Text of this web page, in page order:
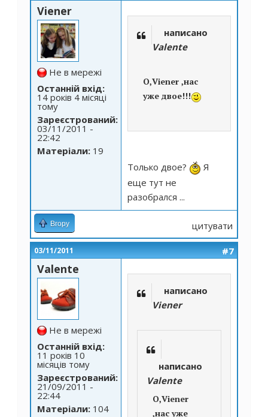
Viener
Не в мережі
Останній вхід:
14 років 4 місяці
тому
Зареєстрований:
03/11/2011 -
22:42
Матеріали: 19
написано
Valente
О,Viener ,нас
уже двое!!!
Только двое?
Я
еще тут не
разобрался ...
Вгору цитувати
03/11/2011 #7
Valente
Не в мережі
Останній вхід:
11 років 10
місяців тому
Зареєстрований:
21/09/2011 -
22:44
Матеріали: 104
написано
Viener
написано
Valente
О,Viener
,нас уже